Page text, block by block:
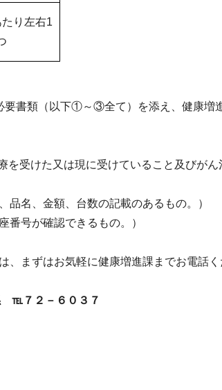
たり左右1
要書類（以下①～③全て ）を添え、健康増
を受けた又は現に受けていること及びがん
名、金額、台数の記載のあるもの。）
号が確認できるもの。）
、まずはお気軽に健康増進課までお電話
℡７２－６０３７